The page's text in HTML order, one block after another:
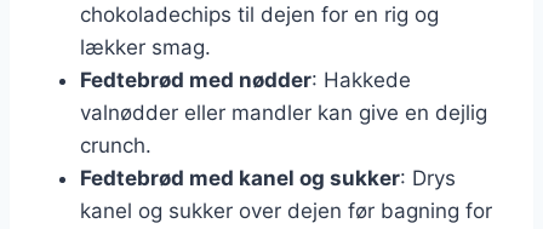
chokoladechips til dejen for en rig og
lækker smag.
Fedtebrød med nødder: Hakkede
valnødder eller mandler kan give en dejlig
crunch.
Fedtebrød med kanel og sukker: Drys
kanel og sukker over dejen før bagning for